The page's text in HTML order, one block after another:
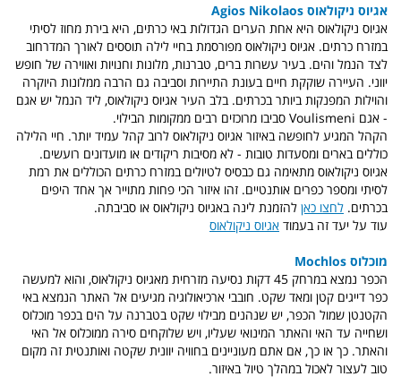
אגיוס ניקולאוס Agios Nikolaos
אגיוס ניקולאוס היא אחת הערים הגדולות באי כרתים, היא בירת מחוז לסיתי
במזרח כרתים. אגיוס ניקולאוס מפורסמת בחיי לילה תוססים לאורך המדרחוב
לצד הנמל והים. בעיר עשרות ברים, טברנות, מלונות וחנויות ואווירה של חופש
יווני. העיירה שוקקת חיים בעונת התיירות וסביבה גם הרבה ממלונות היוקרה
והוילות המפנקות ביותר בכרתים. בלב העיר אגיוס ניקולאוס, ליד הנמל יש אגם
- אגם Voulismeni סביבו מרוכזים רבים ממקומות הבילוי.
הקהל המגיע לחופשה באיזור אגיוס ניקולאוס לרוב קהל עמיד יותר. חיי הלילה
כוללים בארים ומסעדות טובות - לא מסיבות ריקודים או מועדונים רועשים.
אגיוס ניקולאוס מתאימה גם כבסיס לטיולים במזרח כרתים הכוללים את רמת
לסיתי ומספר כפרים אותנטיים. זהו איזור הכי פחות מתוייר אך אחד היפים
בכרתים. לחצו כאן להזמנת לינה באגיוס ניקולאוס או סביבתה.
עוד על יעד זה בעמוד אגיוס ניקולאוס
מוכלוס Mochlos
הכפר נמצא במרחק 45 דקות נסיעה מזרחית מאגיוס ניקולאוס, והוא למעשה
כפר דייגים קטן ומאד שקט. חובבי ארכיאולוגיה מגיעים אל האתר הנמצא באי
הקטנטן שמול הכפר, יש שנהנים מבילוי שקט בטברנה על הים בכפר מוכלוס
ושחייה עד האי והאתר המינואי שעליו, ויש שלוקחים סירה ממוכלוס אל האי
והאתר. כך או כך, אם אתם מעוניינים בחוויה יוונית שקטה ואותנטית זה מקום
טוב לעצור לאכול במהלך טיול באיזור.